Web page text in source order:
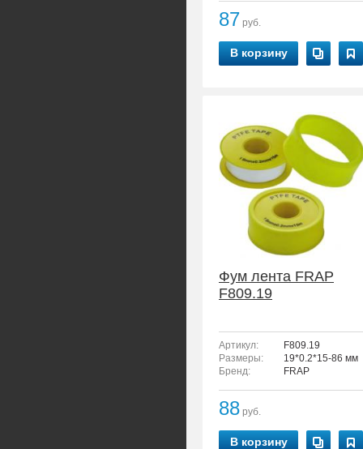
87 руб.
В корзину
Фум лента FRAP
F809.19
Артикул:
F809.19
Размеры:
19*0.2*15-86 мм
Бренд:
FRAP
88 руб.
В корзину